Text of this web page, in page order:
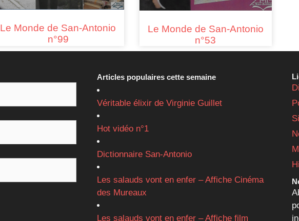
Le Monde de San-Antonio
n°99
Le Monde de San-Antonio
n°53
Articles populaires cette semaine
Véritable élixir de Virginie Guillet
Hot vidéo n°1
Dictionnaire San-Antonio
Les salauds vont en enfer – Affiche Cinéma
des Mureaux
Les salauds vont en enfer – Affiche film